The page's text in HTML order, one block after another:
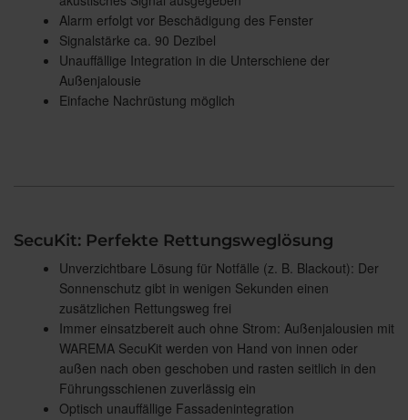
Alarm erfolgt vor Beschädigung des Fenster
Signalstärke ca. 90 Dezibel
Unauffällige Integration in die Unterschiene der
Außenjalousie
Einfache Nachrüstung möglich
SecuKit: Perfekte Rettungsweglösung
Unverzichtbare Lösung für Notfälle (z. B. Blackout): Der
Sonnenschutz gibt in wenigen Sekunden einen
zusätzlichen Rettungsweg frei
Immer einsatzbereit auch ohne Strom: Außenjalousien mit
WAREMA SecuKit werden von Hand von innen oder
außen nach oben geschoben und rasten seitlich in den
Führungsschienen zuverlässig ein
Optisch unauffällige Fassadenintegration